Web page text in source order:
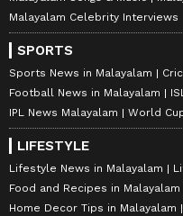
Malayalam Celebrity Interviews
SPORTS
Sports News in Malayalam
Football News in Malayalam
IPL News Malayalam
World
LIFESTYLE
Lifestyle News in Malayalam
Food and Recipes in Malayalam
Home Decor Tips in Malayalam